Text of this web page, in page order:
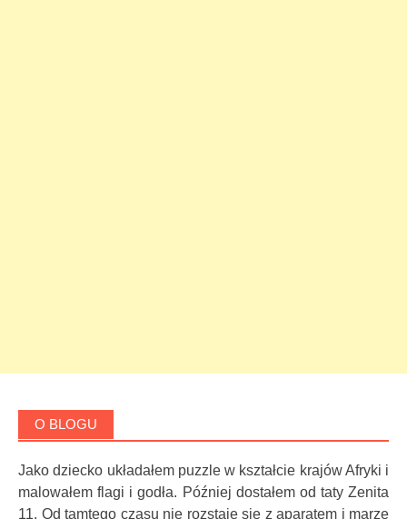
O BLOGU
Jako dziecko układałem puzzle w kształcie krajów Afryki i
malowałem flagi i godła. Później dostałem od taty Zenita
11. Od tamtego czasu nie rozstaję się z aparatem i marzę